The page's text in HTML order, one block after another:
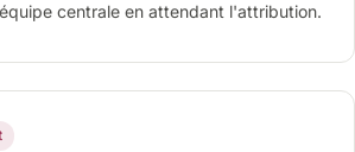
centrale en attendant l'attribution.